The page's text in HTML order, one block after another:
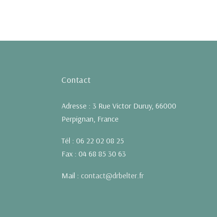
Contact
Adresse : 3 Rue Victor Duruy, 66000
Perpignan, France
Tél : 06 22 02 08 25
Fax : 04 68 85 30 63
Mail : contact@drbelter.fr